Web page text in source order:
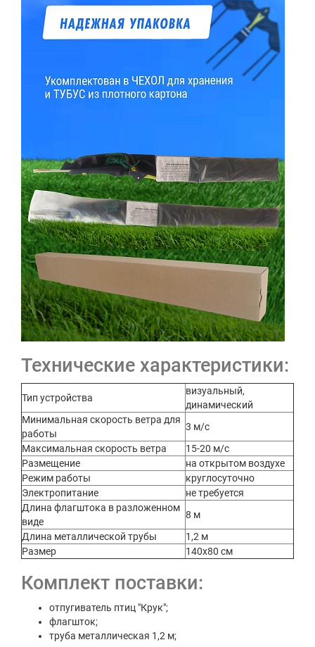
Технические характеристики:
Тип устройства
визуальный,
динамический
Минимальная скорость ветра для
работы
3 м/с
Максимальная скорость ветра
15-20 м/с
Размещение
на открытом воздухе
Режим работы
круглосуточно
Электропитание
не требуется
Длина флагштока в разложенном
виде
8 м
Длина металлической трубы
1,2 м
Размер
140х80 см
Комплект поставки:
отпугиватель птиц "Крук";
флагшток;
труба металлическая 1,2 м;